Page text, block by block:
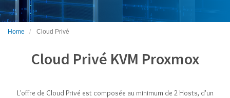
Home Cloud Privé
Cloud Privé KVM Proxmox
L'offre de Cloud Privé est composée au minimum de 2 Hosts, d'un